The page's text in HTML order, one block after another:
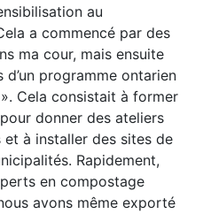
au
a commencé par des
ma cour, mais ensuite
programme ontarien
Cela consistait à former
donner des ateliers
à installer des sites de
Rapidement,
en compostage
avons même exporté